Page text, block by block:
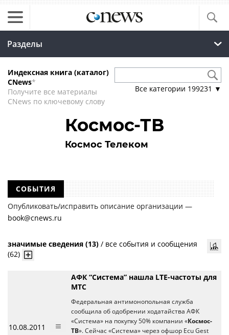
Разделы
Индексная книга (каталог)
CNews*
Получите все материалы
CNews по ключевому слову
Все категории 199231 ▼
Космос-ТВ
Космос Телеком
СОБЫТИЯ
Опубликовать/исправить описание организации —
book@cnews.ru
значимые сведения (13) / все события и сообщения
(62)
10.08.2011
АФК “Система” нашла LTE-частоты для
МТС
Федеральная антимонопольная служба
сообщила об одобрении ходатайства АФК
«Система» на покупку 50% компании «Космос-
ТВ». Сейчас «Система» через офшор Ecu Gest